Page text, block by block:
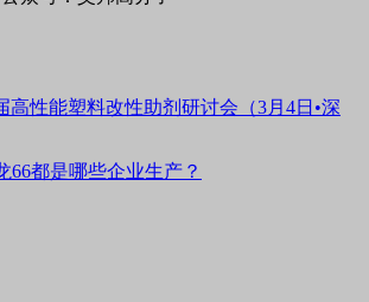
高性能塑料改性助剂研讨会（3月4日•深
66都是哪些企业生产？